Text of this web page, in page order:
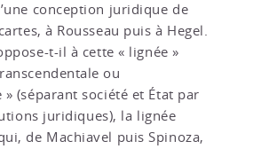
conception juridique de
à Rousseau puis à Hegel.
t-il à cette « lignée »
ou
(séparant société et État par
juridiques), la lignée
de Machiavel puis Spinoza,